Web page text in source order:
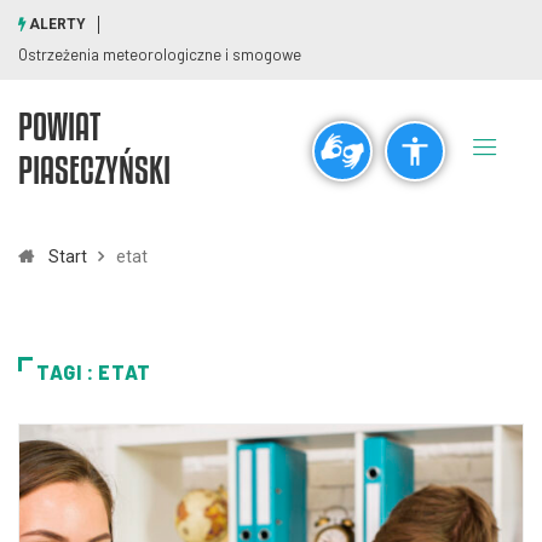
visibility_off title
Pomniejsz
Czcionki
add_circle_outline
ALERTY
Ostrzeżenia meteorologiczne i smogowe
POWIAT
PIASECZYŃSKI
Start etat
TAGI : ETAT